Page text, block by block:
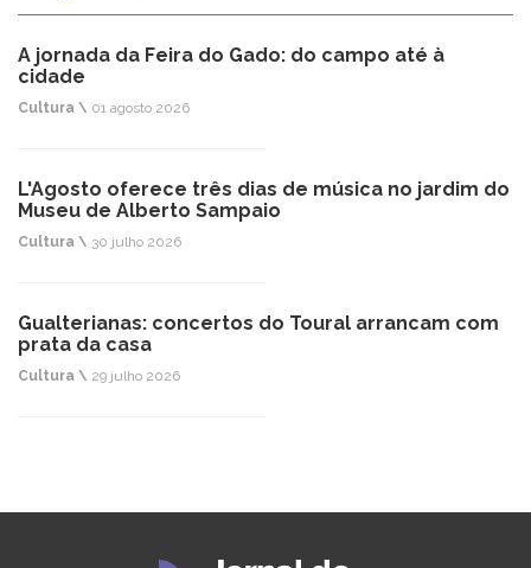
A jornada da Feira do Gado: do campo até à
cidade
Cultura \ 01 agosto 2026
L'Agosto oferece três dias de música no jardim do
Museu de Alberto Sampaio
Cultura \ 30 julho 2026
Gualterianas: concertos do Toural arrancam com
prata da casa
Cultura \ 29 julho 2026